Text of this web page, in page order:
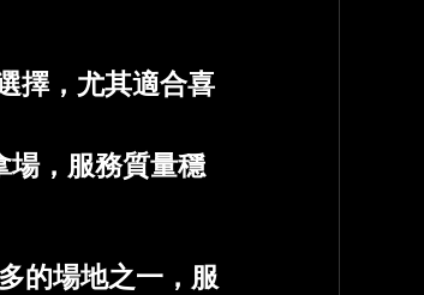
擇，尤其適合喜
場，服務質量穩
的場地之一，服